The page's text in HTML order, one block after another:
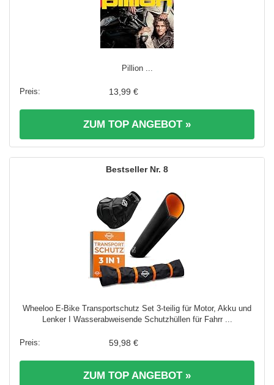
Pillion ...
13,99 €
ZUM TOP ANGEBOT »
8
Wheeloo E-Bike Transportschutz Set 3-teilig für Motor, Akku und
Lenker I Wasserabweisende Schutzhüllen für Fahrr ...
59,98 €
ZUM TOP ANGEBOT »